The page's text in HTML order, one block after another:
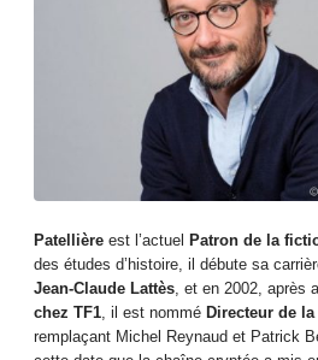
Patellière est l’actuel Patron de la
des études d’histoire, il débute sa
Jean-Claude Lattès, et en 2002, après
chez TF1, il est nommé Directeur de
remplaçant Michel Reynaud et Patrick